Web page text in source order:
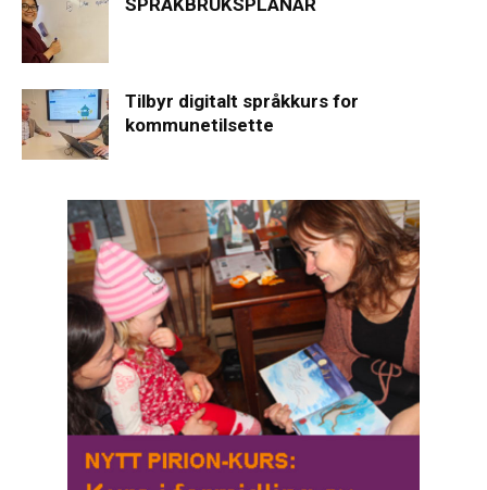
Tilbyr digitalt språkkurs for
kommunetilsette